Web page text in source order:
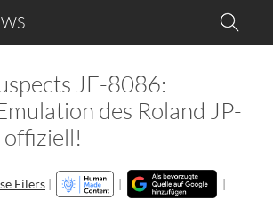
JE-8086:
des Roland JP-
Eilers | |
|